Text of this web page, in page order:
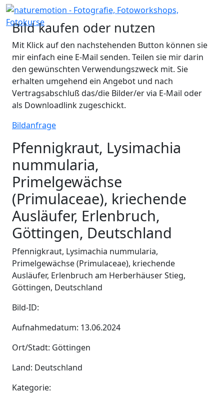
Bild kaufen oder nutzen
Mit Klick auf den nachstehenden Button können sie
mir einfach eine E-Mail senden. Teilen sie mir darin
den gewünschten Verwendungszweck mit. Sie
erhalten umgehend ein Angebot und nach
Vertragsabschluß das/die Bilder/er via E-Mail oder
als Downloadlink zugeschickt.
Bildanfrage
Pfennigkraut, Lysimachia
nummularia,
Primelgewächse
(Primulaceae), kriechende
Ausläufer, Erlenbruch,
Göttingen, Deutschland
Pfennigkraut, Lysimachia nummularia,
Primelgewächse (Primulaceae), kriechende
Ausläufer, Erlenbruch am Herberhäuser Stieg,
Göttingen, Deutschland
Bild-ID:
Aufnahmedatum: 13.06.2024
Ort/Stadt: Göttingen
Land: Deutschland
Kategorie: